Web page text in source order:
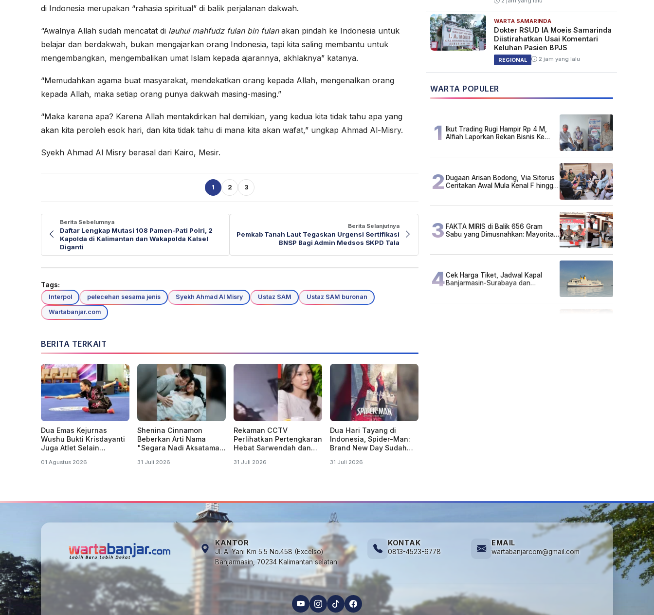
di Indonesia merupakan “rahasia spiritual” di balik perjalanan dakwah.
“Awalnya Allah sudah mencatat di lauhul mahfudz fulan bin fulanakan pindah ke Indonesia untuk
belajar dan berdakwah, bukan mengajarkan orang Indonesia, tapi kita saling membantu untuk
mengembangkan, mengembalikan umat Islam kepada ajarannya, akhlaknya” katanya.
“Memudahkan agama buat masyarakat, mendekatkan orang kepada Allah, mengenalkan orang
kepada Allah, maka setiap orang punya dakwah masing-masing.”
“Maka karena apa? Karena Allah mentakdirkan hal demikian, yang kedua kita tidak tahu apa yang
akan kita peroleh esok hari, dan kita tidak tahu di mana kita akan wafat,” ungkap Ahmad Al-Misry.
Syekh Ahmad Al Misry berasal dari Kairo, Mesir.
1 2 3
Berita Sebelumnya
Daftar Lengkap Mutasi 108 Pamen-Pati Polri, 2
Kapolda di Kalimantan dan Wakapolda Kalsel
Diganti
Berita Selanjutnya
Pemkab Tanah Laut Tegaskan Urgensi Sertifikasi
BNSP Bagi Admin Medsos SKPD Tala
Tags:
Interpol pelecehan sesama jenis Syekh Ahmad Al Misry Ustaz SAM Ustaz SAM buronan
Wartabanjar.com
BERITA TERKAIT
Dua Emas Kejurnas
Wushu Bukti Krisdayanti
Juga Atlet Selain
01 Agustus 2026
Shenina Cinnamon
Beberkan Arti Nama
"Segara Nadi Aksatama"
Angga Yunanda
31 Juli 2026
Rekaman CCTV
Perlihatkan Pertengkaran
Hebat Sarwendah dan
31 Juli 2026
Dua Hari Tayang di
Indonesia, Spider-Man:
Brand New Day Sudah
31 Juli 2026
WARTA SAMARINDA
Dokter RSUD IA Moeis Samarinda
Diistirahatkan Usai Komentari
Keluhan Pasien BPJS
REGIONAL 2 jam yang lalu
WARTA POPULER
1 Ikut Trading Rugi Hampir Rp 4 M,
Alfiah Laporkan Rekan Bisnis Ke
2 Dugaan Arisan Bodong, Via Sitorus
Ceritakan Awal Mula Kenal F hingga
3 FAKTA MIRIS di Balik 656 Gram
Sabu yang Dimusnahkan: Mayoritas
4Cek Harga Tiket, Jadwal Kapal
Banjarmasin-Surabaya dan
KANTOR
Jl. A. Yani Km 5.5 No.458 (Excelso)
Banjarmasin, 70234 Kalimantan selatan
KONTAK
0813-4523-6778
EMAIL
wartabanjarcom@gmail.com